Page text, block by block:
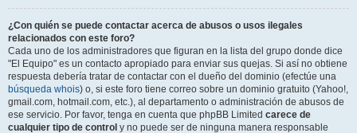
¿Con quién se puede contactar acerca de abusos o usos ilegales
relacionados con este foro?
Cada uno de los administradores que figuran en la lista del grupo donde dice
"El Equipo" es un contacto apropiado para enviar sus quejas. Si así no obtiene
respuesta debería tratar de contactar con el dueño del dominio (efectúe una
búsqueda whois) o, si este foro tiene correo sobre un dominio gratuito (Yahoo!,
gmail.com, hotmail.com, etc.), al departamento o administración de abusos de
ese servicio. Por favor, tenga en cuenta que phpBB Limited carece de
cualquier tipo de control y no puede ser de ninguna manera responsable